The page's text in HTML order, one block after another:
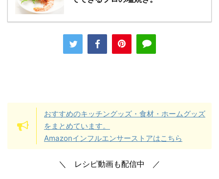
おすすめのキッチングッズ・食材・ホームグッズ
をまとめています。
Amazonインフルエンサーストアはこちら
＼ レシピ動画も配信中 ／